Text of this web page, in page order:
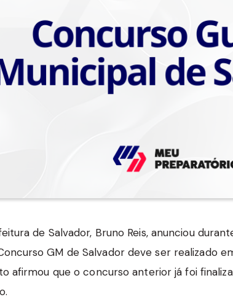
de Salvador, Bruno Reis, anunciou
GM de Salvador deve ser realizado
afirmou que o concurso anterior já foi